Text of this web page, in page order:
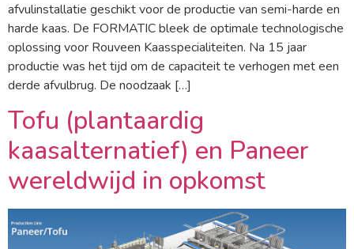
afvulinstallatie geschikt voor de productie van semi-harde en
harde kaas. De FORMATIC bleek de optimale technologische
oplossing voor Rouveen Kaasspecialiteiten. Na 15 jaar
productie was het tijd om de capaciteit te verhogen met een
derde afvulbrug. De noodzaak […]
Tofu (plantaardig
kaasalternatief) en Paneer
wereldwijd in opkomst